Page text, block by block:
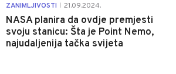
ZANIMLJIVOSTI 21.09.2024.
NASA planira da ovdje premjesti
svoju stanicu: Šta je Point Nemo,
najudaljenija tačka svijeta